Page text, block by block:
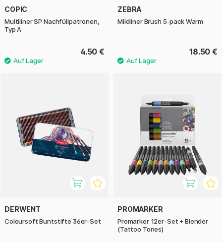
COPIC
Multiliner SP Nachfüllpatronen,
Typ A
4.50 €
ZEBRA
Mildliner Brush 5-pack Warm
18.50 €
DERWENT
Coloursoft Buntstifte 36er-Set
PROMARKER
Promarker 12er-Set + Blender
(Tattoo Tones)